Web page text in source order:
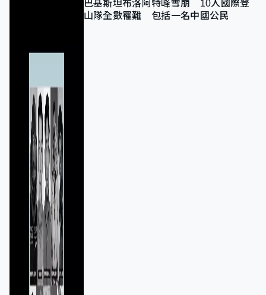
巴基斯坦布洛阿特峰雪崩 10人國際登
山隊全數罹難 包括一名中國公民